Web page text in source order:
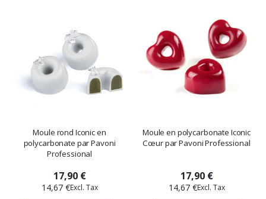
Moule rond Iconic en
polycarbonate par Pavoni
Professional
17,90 €
14,67 €
Moule en polycarbonate Iconic
Cœur par Pavoni Professional
17,90 €
14,67 €